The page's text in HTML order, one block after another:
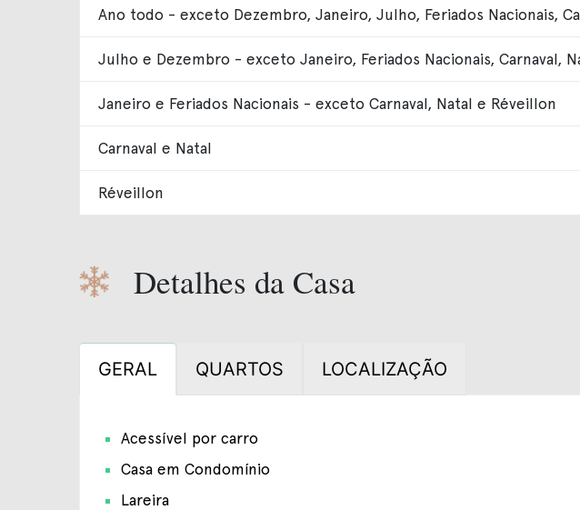
Ano todo - exceto Dezembro, Janeiro, Julho, Feriados Nacionais,
Julho e Dezembro - exceto Janeiro, Feriados Nacionais, Carnaval,
Janeiro e Feriados Nacionais - exceto Carnaval, Natal e Réveillon
Carnaval e Natal
Réveillon
Detalhes da Casa
GERAL QUARTOS LOCALIZAÇÃO
Acessível por carro
Casa em Condomínio
Lareira